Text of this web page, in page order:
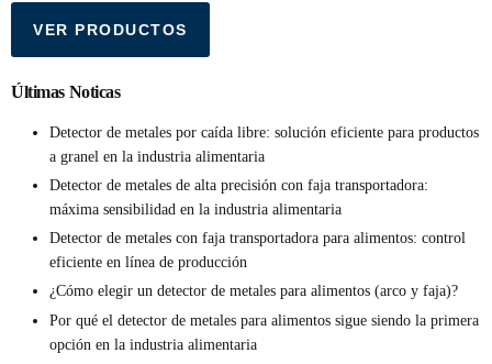
VER PRODUCTOS
Últimas Noticas
Detector de metales por caída libre: solución eficiente para productos
a granel en la industria alimentaria
Detector de metales de alta precisión con faja transportadora:
máxima sensibilidad en la industria alimentaria
Detector de metales con faja transportadora para alimentos: control
eficiente en línea de producción
¿Cómo elegir un detector de metales para alimentos (arco y faja)?
Por qué el detector de metales para alimentos sigue siendo la primera
opción en la industria alimentaria